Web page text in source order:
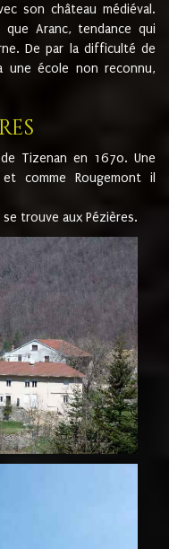
son château médiéval.
Aranc, tendance qui
De par la difficulté de
une école non reconnu,
Tizenan en 1670. Une
comme Rougemont il
trouve aux Pézières.